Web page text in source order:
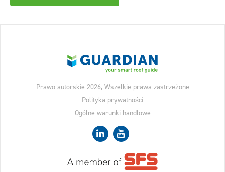
Prawo autorskie 2026, Wszelkie prawa zastrzeżone
Polityka prywatności
Ogólne warunki handlowe